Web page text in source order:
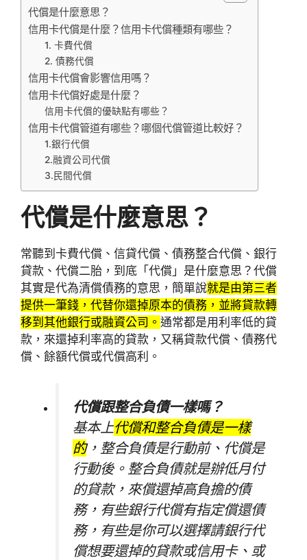
代償是什麼意思？
信用卡代償是什麼？信用卡代償種類有哪些？
1. 卡費代償
2. 債務代償
信用卡代償會影響信用嗎？
信用卡代償好處是什麼？
信用卡代償的優缺點有哪些？
信用卡代償管道有哪些？哪個代償管道比較好？
1.銀行代償
2.融資公司代償
3.民間代償
代償是什麼意思？
常聽到卡費代償、信貸代償、債務整合代償、銀行
貸款、代償二胎，到底「代償」是什麼意思？代償
其實是代為清償債務的意思，簡單說就是由第三者
提供一筆錢，代替你還掉原本的債務，並將貸款轉
移到其他銀行或融資公司。 通常都是用利率低的貸
款，來還掉利率高的貸款，又稱貸款代償、債務代
償、餘額代償或代償高利。
代償跟整合負債一樣嗎？
基本上代償和整合負債是一樣
的，整合負債是行動前、代償是
行動後。整合負債就是辦低月付
的貸款，來償還掉高負擔的債
務，有些銀行代償有指定償還債
務，有些是你可以選擇請銀行代
償想要還掉的貸款或信用卡、或